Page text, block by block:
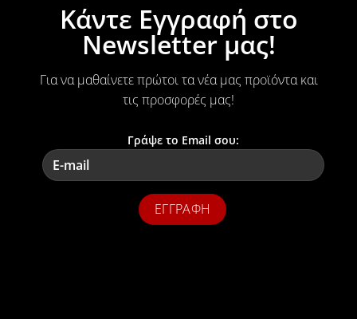
Κάντε Εγγραφή στο
Newsletter μας!
Για να μαθαίνετε πρώτοι τα νέα μας προϊόντα και
τις προσφορές μας!
Γράψε το Email σου: